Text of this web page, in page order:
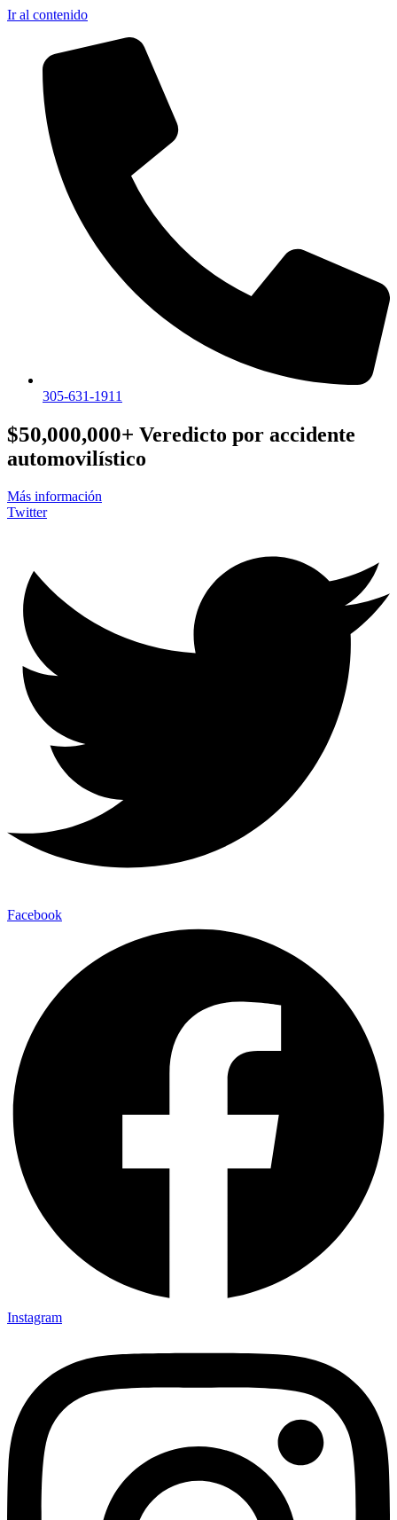
Ir al contenido
305-631-1911
$50,000,000+ Veredicto por accidente
automovilístico
Más información
Twitter
Facebook
Instagram